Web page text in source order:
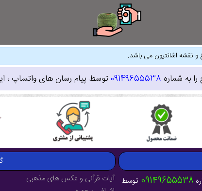
و نقشه اشانتیون می باشد.
به شماره 09149655538توسط پیام رسان های واتساپ ،
09149655538 توسط آیات قرآنی و عکس های مذهبی